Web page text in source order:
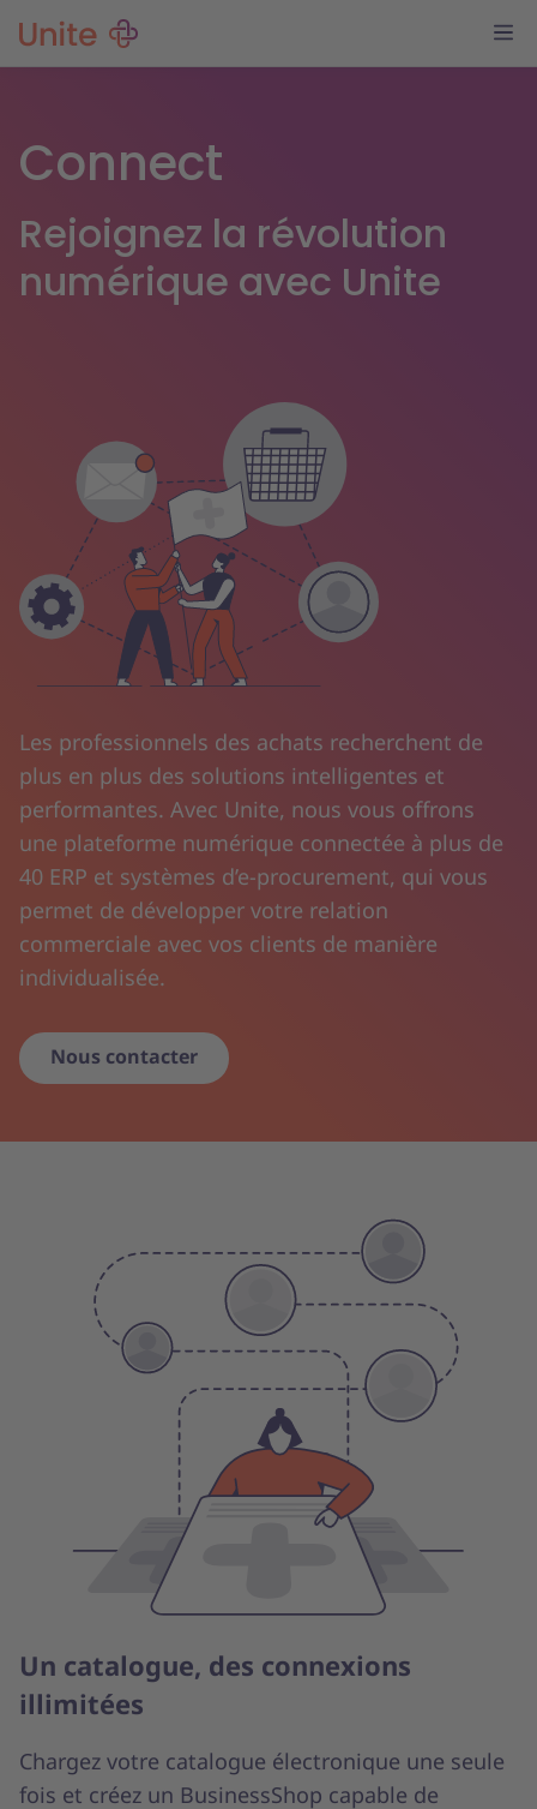
Connect
Rejoignez la révolution
numérique avec Unite
Les professionnels des achats recherchent de
plus en plus des solutions intelligentes et
performantes. Avec Unite, nous vous offrons
une plateforme numérique connectée à plus de
40 ERP et systèmes d’e-procurement, qui vous
permet de développer votre relation
commerciale avec vos clients de manière
individualisée.
Nous contacter
Un catalogue, des connexions
illimitées
Chargez votre catalogue électronique une seule
fois et créez un BusinessShop capable de